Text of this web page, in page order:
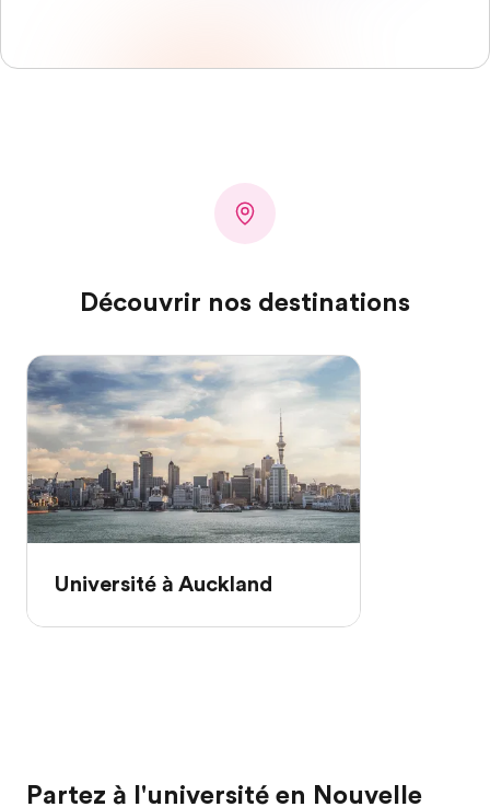
Découvrir nos destinations
Université à Auckland
Partez à l'université en Nouvelle